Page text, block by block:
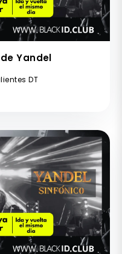
Yandel
DT